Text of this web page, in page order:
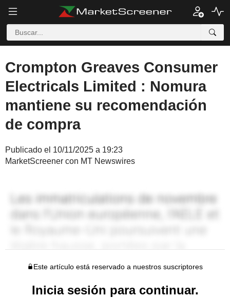
Crompton Greaves Consumer
Electricals Limited : Nomura
mantiene su recomendación
de compra
Publicado el 10/11/2025 a 19:23
MarketScreener con MT Newswires
Este artículo está reservado a nuestros suscriptores
Inicia sesión para continuar.